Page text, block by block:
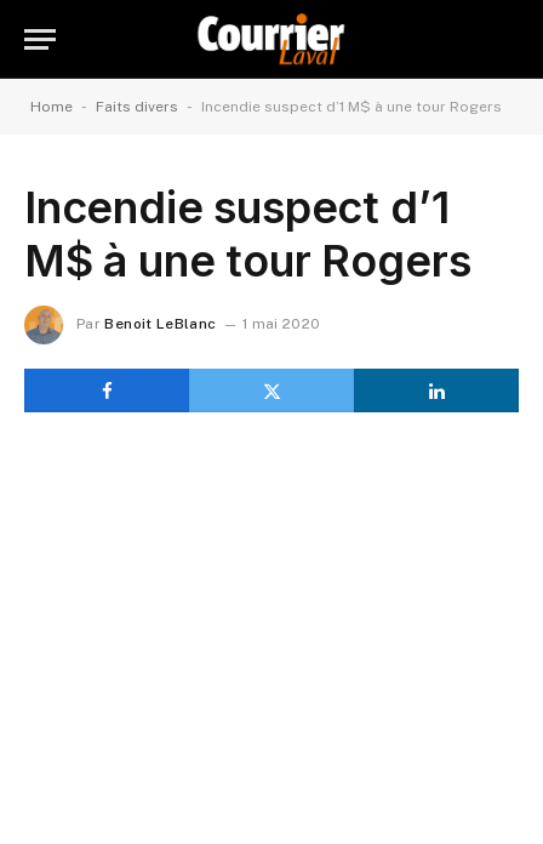
Home - Faits divers - Incendie suspect d’1 M$ à une tour Rogers
Incendie suspect d’1
M$ à une tour Rogers
Par Benoit LeBlanc 1 mai 2020